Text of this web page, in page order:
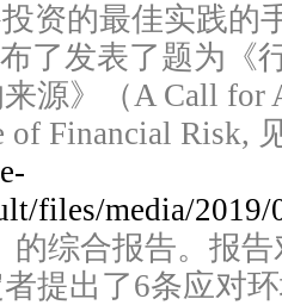
投资的最佳实践的
了发表了题为《
源》（A Call for
of Financial Risk,
files/media/
的综合报告。报
提出了6条应对